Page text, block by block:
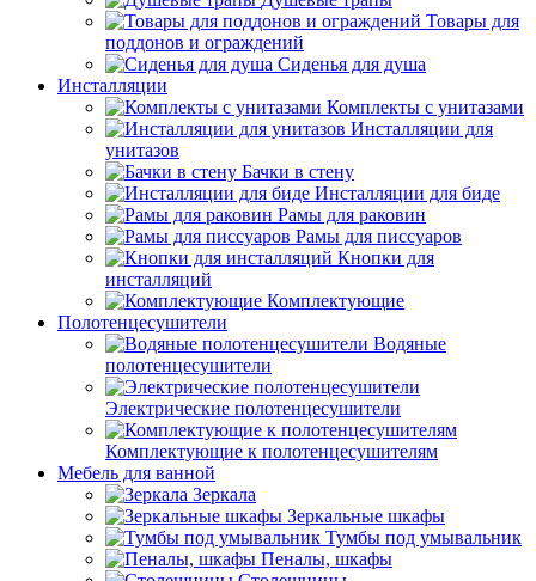
Товары для
поддонов и ограждений
Сиденья для душа
Инсталляции
Комплекты с унитазами
Инсталляции для
унитазов
Бачки в стену
Инсталляции для биде
Рамы для раковин
Рамы для писсуаров
Кнопки для
инсталляций
Комплектующие
Полотенцесушители
Водяные
полотенцесушители
Электрические полотенцесушители
Комплектующие к полотенцесушителям
Мебель для ванной
Зеркала
Зеркальные шкафы
Тумбы под умывальник
Пеналы, шкафы